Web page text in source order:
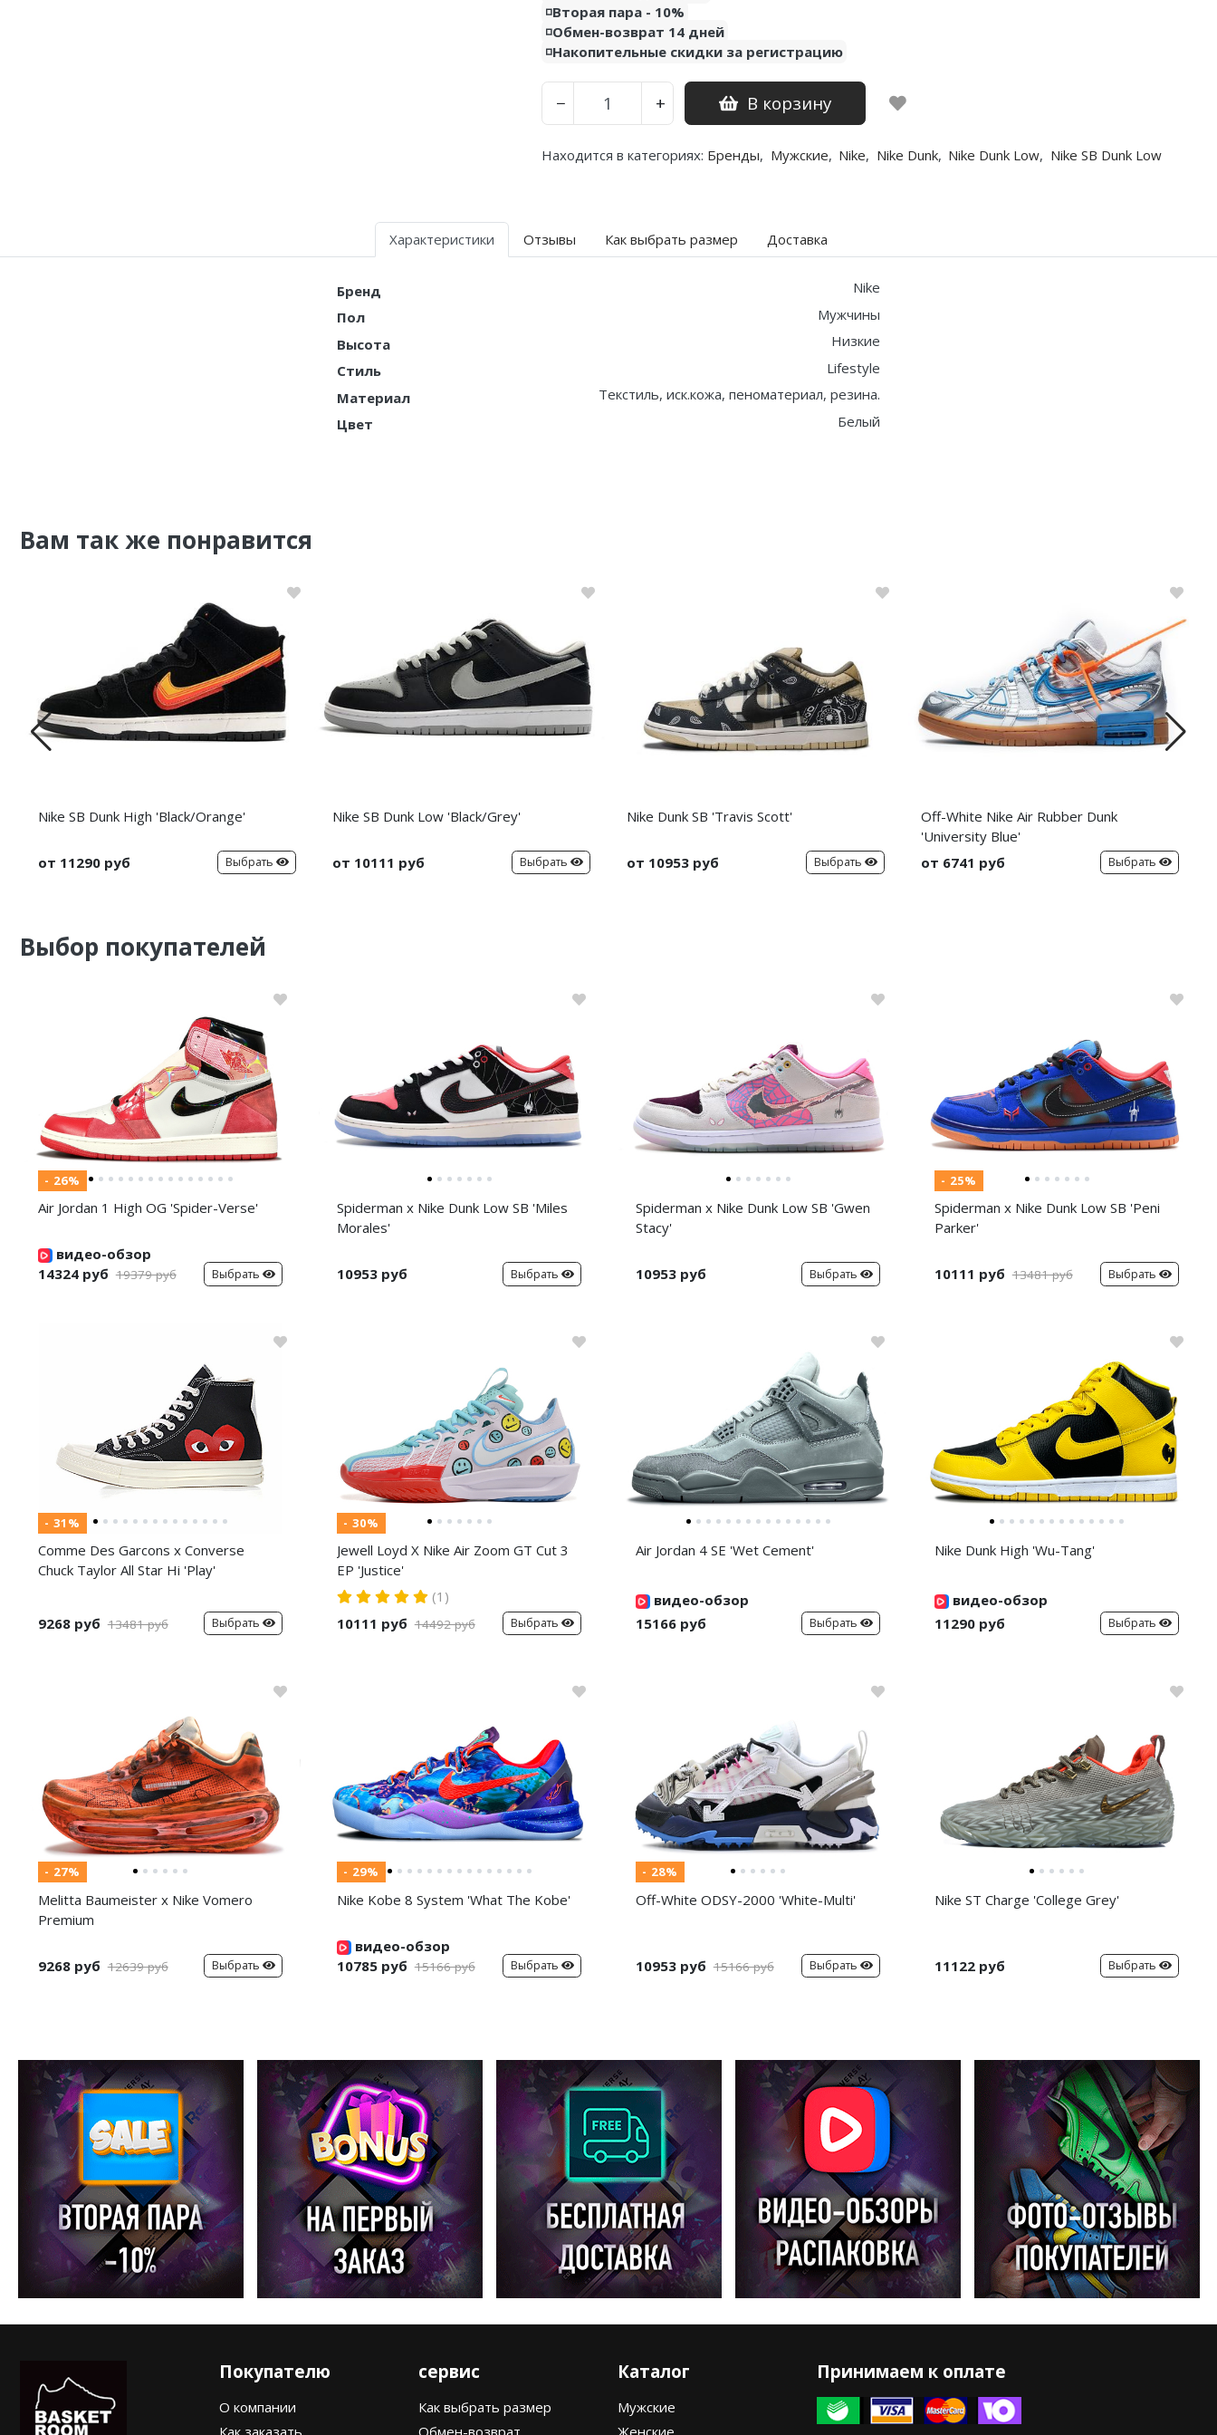
◽️Вторая пара - 10%
◽️Обмен-возврат 14 дней
◽️Накопительные скидки за регистрацию
− + В корзину
Находится в категориях: Бренды, Мужские, Nike, Nike Dunk, Nike Dunk Low, Nike SB Dunk Low
Характеристики Отзывы Как выбрать размер Доставка
Бренд
Nike
Пол
Мужчины
Высота
Низкие
Стиль
Lifestyle
Материал
Текстиль, иск.кожа, пеноматериал, резина.
Цвет
Белый
Вам так же понравится
Nike SB Dunk High 'Black/Orange'
от 11290 руб Выбрать
Nike SB Dunk Low 'Black/Grey'
от 10111 руб Выбрать
Nike Dunk SB 'Travis Scott'
от 10953 руб Выбрать
Off-White Nike Air Rubber Dunk
'University Blue'
от 6741 руб
Выбрать
Выбор покупателей
- 26%
Air Jordan 1 High OG 'Spider-Verse'
видео-обзор
14324 руб 19379 руб Выбрать
Spiderman x Nike Dunk Low SB 'Miles
Morales'
10953 руб Выбрать
Spiderman x Nike Dunk Low SB 'Gwen
Stacy'
10953 руб Выбрать
- 25%
Spiderman x Nike Dunk Low SB 'Peni
Parker'
10111 руб 13481 руб Выбрать
- 31%
Comme Des Garcons x Converse
Chuck Taylor All Star Hi 'Play'
9268 руб 13481 руб Выбрать
- 30%
Jewell Loyd X Nike Air Zoom GT Cut 3
EP 'Justice'
(1)
10111 руб 14492 руб Выбрать
Air Jordan 4 SE 'Wet Cement'
видео-обзор
15166 руб
Выбрать
Nike Dunk High 'Wu-Tang'
видео-обзор
11290 руб
Выбрать
- 27%
Melitta Baumeister x Nike Vomero
Premium
9268 руб 12639 руб Выбрать
- 29%
Nike Kobe 8 System 'What The Kobe'
видео-обзор
10785 руб 15166 руб Выбрать
- 28%
Off-White ODSY-2000 'White-Multi'
10953 руб 15166 руб Выбрать
Nike ST Charge 'College Grey'
11122 руб Выбрать
Покупателю
О компании
Как заказать
сервис
Как выбрать размер
Обмен-возврат
Каталог
Мужские
Женские
Принимаем к оплате